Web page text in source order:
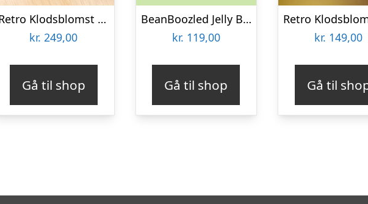
Retro Klodsblomst – Stor
kr. 249,00
Gå til shop
BeanBoozled Jelly Beans Box 7th Edition
kr. 119,00
Gå til shop
kr. 149,00
Gå til